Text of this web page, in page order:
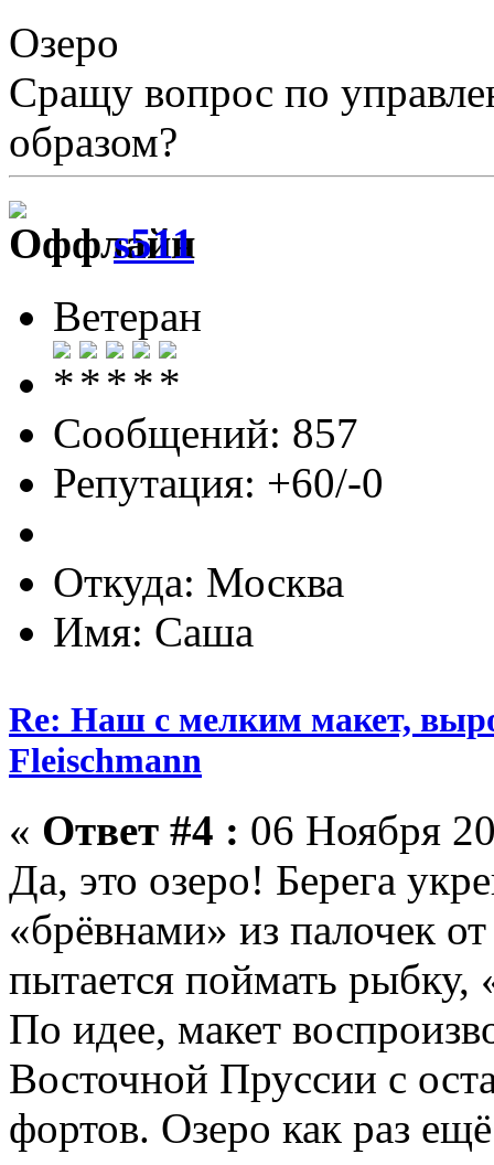
Озеро
Сращу вопрос по
образом?
s511
Ветеран
Сообщений: 857
Репутация: +60/-0
Откуда: Москва
Имя: Саша
Re: Наш с мелким макет,
Fleischmann
« Ответ #4 : 06 Ноября
Да, это озеро! Берега
«брёвнами» из палочек
пытается поймать рыбку,
По идее, макет
Восточной Пруссии с
фортов. Озеро как раз